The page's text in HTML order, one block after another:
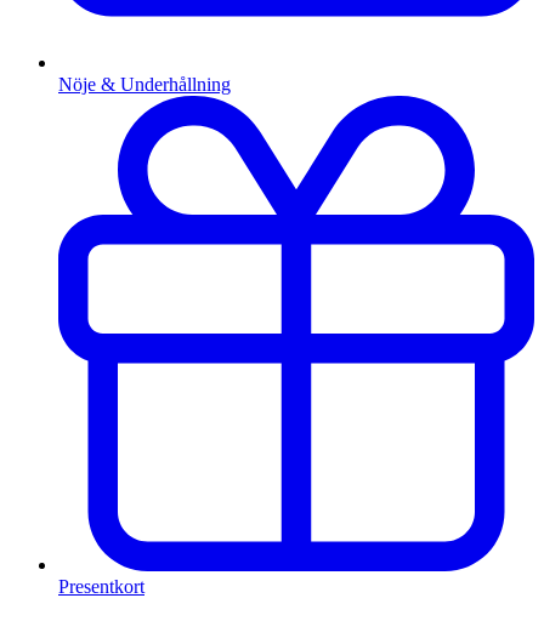
Nöje & Underhållning
Presentkort